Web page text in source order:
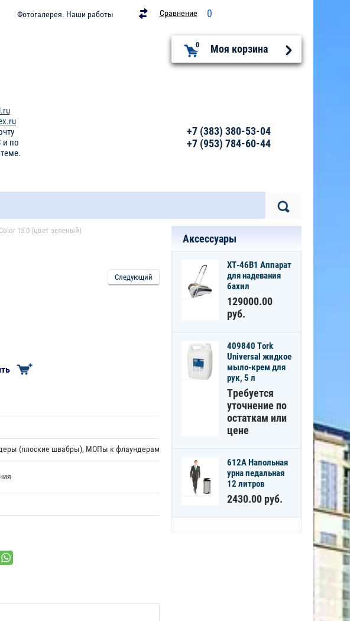
Фотогалерея. Наши работы Сравнение 0
0 Моя корзина
и по
+7 (383) 380-53-04
+7 (953) 784-60-44
Аксессуары
Ультражесткая
щетка
201
195.00руб.
XT-46B1 Аппарат
для надевания
бахил
129000.00
руб.
409840 Tork
Universal жидкое
мыло-крем для
рук, 5 л
Требуется
уточнение по
остаткам или
цене
612A Напольная
урна педальная
12 литров
2430.00 руб.
15.0 (цвет зеленый)
Следующий
(плоские швабры), МОПы к флаундерам